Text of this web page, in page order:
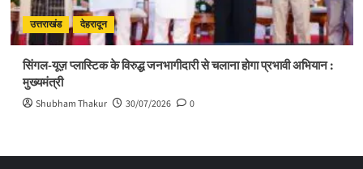
उत्तराखंड देहरादून
सिंगल-यूज़ प्लास्टिक के विरुद्ध जनभागीदारी से चलाना होगा प्रभावी अभियान :
मुख्यमंत्री
Shubham Thakur 30/07/2026 0